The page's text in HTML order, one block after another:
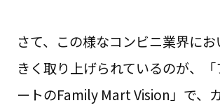
さて、この様なコンビニ業界に
きく取り上げられているのが、
ートのFamily Mart Vision」で、